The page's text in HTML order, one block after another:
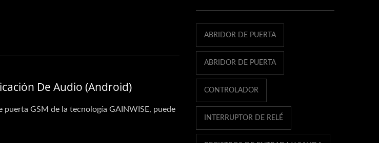
De Audio (Android)
GSM de la tecnología GAINWISE, puede
ABRIDOR DE PUERTA
ABRIDOR DE PUERTA
CONTROLADOR
INTERRUPTOR DE RELÉ